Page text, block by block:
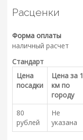
Расценки
Форма оплаты
наличный расчет
Стандарт
Цена
посадки
Цена за 1
км по
городу
80
рублей
Не
указана